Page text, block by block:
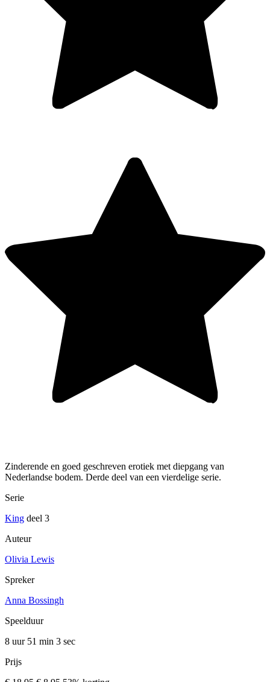
Zinderende en goed geschreven erotiek met diepgang van
Nederlandse bodem. Derde deel van een vierdelige serie.
Serie
King deel 3
Auteur
Olivia Lewis
Spreker
Anna Bossingh
Speelduur
8 uur 51 min 3 sec
Prijs